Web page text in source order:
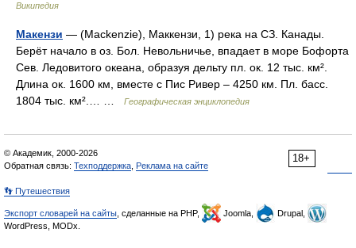
Википедия
Макензи — (Mackenzie), Маккензи, 1) река на СЗ. Канады.
Берёт начало в оз. Бол. Невольничье, впадает в море Бофорта
Сев. Ледовитого океана, образуя дельту пл. ок. 12 тыс. км².
Длина ок. 1600 км, вместе с Пис Ривер – 4250 км. Пл. басс.
1804 тыс. км².… …
Географическая энциклопедия
18+
© Академик, 2000-2026
Обратная связь: Техподдержка Реклама на сайте
👣 Путешествия
Экспорт словарей на сайты , сделанные на PHP, Joomla,
Drupal,
WordPress, MODx.